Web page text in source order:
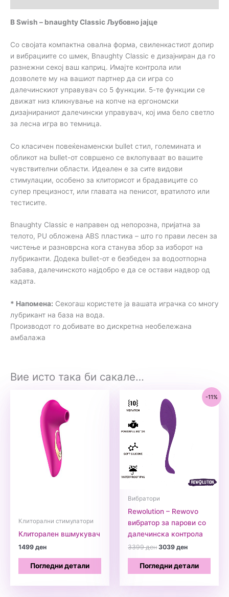
B Swish – bnaughty Classic Љубовно јајце
Со својата компактна овална форма, свиленкастиот допир
и вибрациите со шмек, Bnaughty Classic е дизајниран да го
разнежни секој ваш каприц. Имајте контрола или
дозволете му на вашиот партнер да си игра со
далечинскиот управувач со 5 функции. 5-те функции се
движат низ кликнување на копче на ергономски
дизајнираниот далечински управувач, кој има бело светло
за лесна игра во темница.
Со класичен повеќенаменски bullet стил, големината и
обликот на bullet-от совршено се вклопуваат во вашите
чувствителни области. Идеален е за сите видови
стимулации, особено за клиторисот и брадавиците со
супер прецизност, или главата на пенисот, вратилото или
тестисите.
Bnaughty Classic е направен од непорозна, пријатна за
телото, PU обложена ABS пластика – што го прави лесен за
чистење и разноврсна кога станува збор за изборот на
лубриканти. Додека bullet-от е безбеден за водоотпорна
забава, далечинското најдобро е да се остави надвор од
кадата.
* Напомена: Секогаш користете ја вашата играчка со многу
лубрикант на база на вода.
Производот го добивате во дискретна необележана
амбалажа
Вие исто така би сакале…
Клиторални стимулатори
Клиторален вшмукувач
1499ден
Погледни детали
-11%
Вибратори
Rewolution – Rewovo
вибратор за парови со
далечинска контрола
3399денOriginal
was:
3399 ден.
3039денCurrent
is:
Погледни детали